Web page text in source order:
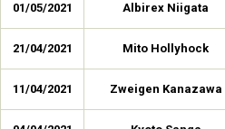
01/05/2021 Albirex Niigata
21/04/2021 Mito Hollyhock
11/04/2021 Zweigen Kanazawa